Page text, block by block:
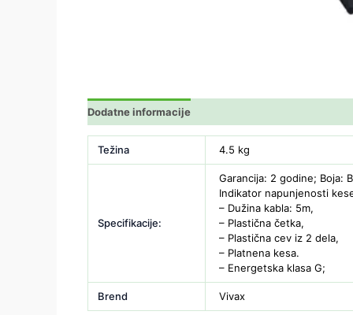
Dodatne informacije
Težina 4.5 kg
Specifikacije:
Garancija: 2 godine; Boja:
Indikator napunjenosti
– Dužina kabla: 5m,
– Plastična četka,
– Plastična cev iz 2 dela,
– Platnena kesa.
– Energetska klasa G;
Brend Vivax